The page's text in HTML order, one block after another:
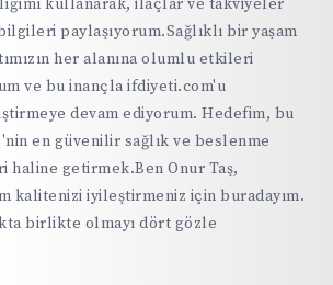
paylaşıyorum.Sağlıklı bir yaşam
her alanına olumlu etkileri
ve bu inançla ifdiyeti.com'u
devam ediyorum. Hedefim, bu
en güvenilir sağlık ve beslenme
haline getirmek.Ben Onur Taş,
kalitenizi iyileştirmeniz için buradayım.
birlikte olmayı dört gözle